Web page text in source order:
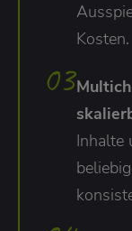
Kosten.
Inhalte